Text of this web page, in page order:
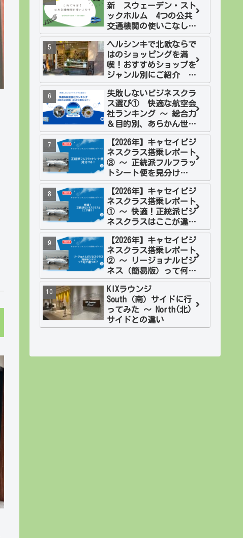
新 スウェーデン・スト
ックホルム 4つの公共
交通機関の使いこなし
方 実践編
ヘルシンキで北欧ならで
はのショッピングを満
喫！おすすめショップを
ジャンル別にご紹介 北
欧２週間旅 フィンラン
ド
失敗しないビジネスクラ
ス選び① 快適な航空会
社ランキング ～ 総合力
＆目的別、あらかん世代
には？
【2026年】キャセイビジ
ネスクラス搭乗レポート
③ ～ 正統派フルフラッ
トシート便を見分け
る！
【2026年】キャセイビジ
ネスクラス搭乗レポート
① ～ 快適！正統派ビジ
ネスクラスはここが違
う！
【2026年】キャセイビジ
ネスクラス搭乗レポート
② ～ リージョナルビジ
ネス（簡易版）って何が
違うの？
KIXラウンジ
South（南）サイドに行
ってみた ～ North(北)
サイドとの違い